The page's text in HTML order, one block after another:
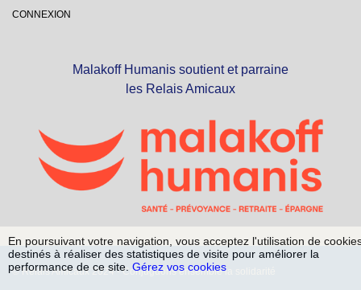
CONNEXION
Malakoff Humanis soutient et parraine
les Relais Amicaux
© Relais Amicaux 2024 - Conjuguons ensemble la solidarité
En poursuivant votre navigation, vous acceptez l'utilisation de
destinés à réaliser des statistiques de visite pour améliorer la
performance de ce site. Gérez vos cookies